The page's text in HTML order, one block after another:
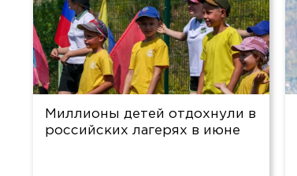
Миллионы детей отдохнули в
российских лагерях в июне